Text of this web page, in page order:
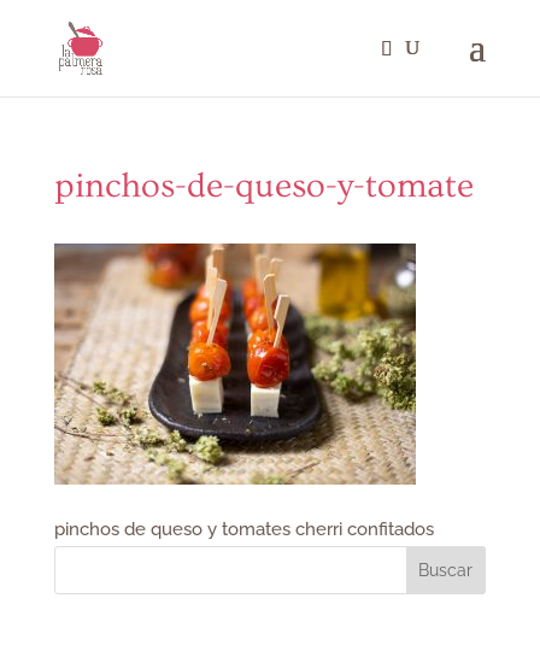
pinchos-de-queso-y-tomate
pinchos de queso y tomates cherri confitados
Buscar